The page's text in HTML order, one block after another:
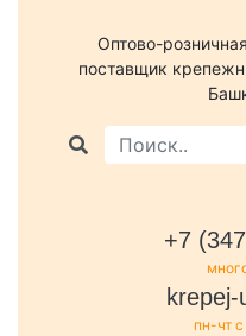
Оптово-
поставщик
+7
пн-чт